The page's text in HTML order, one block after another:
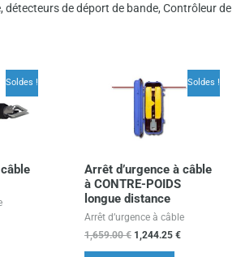
détecteurs de déport de bande, Contrôleur de
Soldes ! Soldes !
Arrêt d’urgence à câble
à CONTRE-POIDS
longue distance
Arrêt d’urgence à câble
1,659.00€
prix
initial
était :
1,659.00 €.
1,244.25 €
prix
actuel